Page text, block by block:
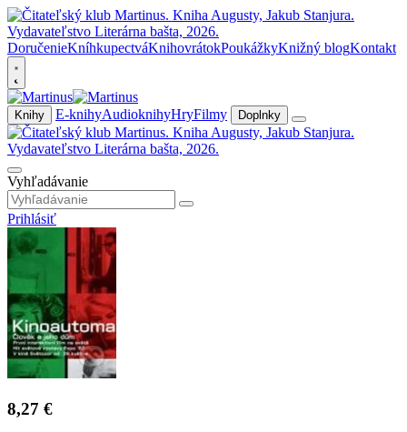
DoručenieKníhkupectváKnihovrátokPoukážkyKnižný blogKontakt
Knihy E-knihyAudioknihyHryFilmy Doplnky
Vyhľadávanie
Prihlásiť
8,27 €